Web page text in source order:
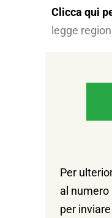
Clicca qui
legge
Per
al numero
per